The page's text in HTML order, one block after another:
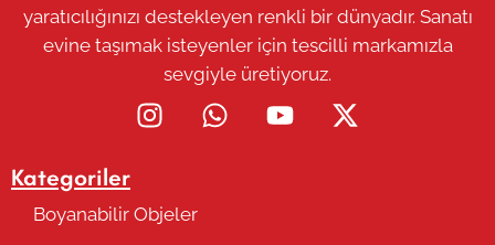
yaratıcılığınızı destekleyen renkli bir dünyadır. Sanatı
evine taşımak isteyenler için tescilli markamızla
sevgiyle üretiyoruz.
Kategoriler
Boyanabilir Objeler